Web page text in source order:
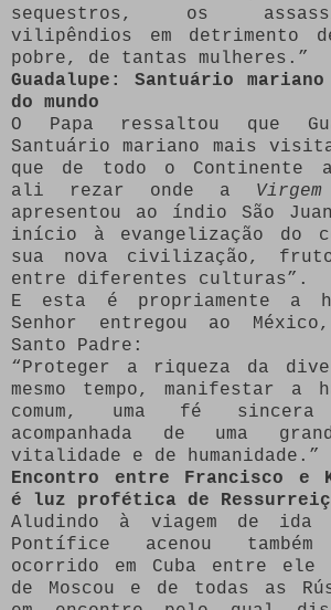
sequestros, os
vilipêndios em detrimento
pobre, de tantas mulheres.”
Guadalupe: Santuário
do mundo
O Papa ressaltou que
Santuário mariano mais
que de todo o Continente
ali rezar onde a
apresentou ao índio São
início à evangelização do
sua nova civilização,
entre diferentes culturas”.
E esta é propriamente a
Senhor entregou ao
Santo Padre:
“Proteger a riqueza da
mesmo tempo, manifestar a
comum, uma fé
acompanhada de uma
vitalidade e de humanidade.”
Encontro entre Francisco
é luz profética de
Aludindo à viagem de ida
Pontífice acenou
ocorrido em Cuba entre
de Moscou e de todas as